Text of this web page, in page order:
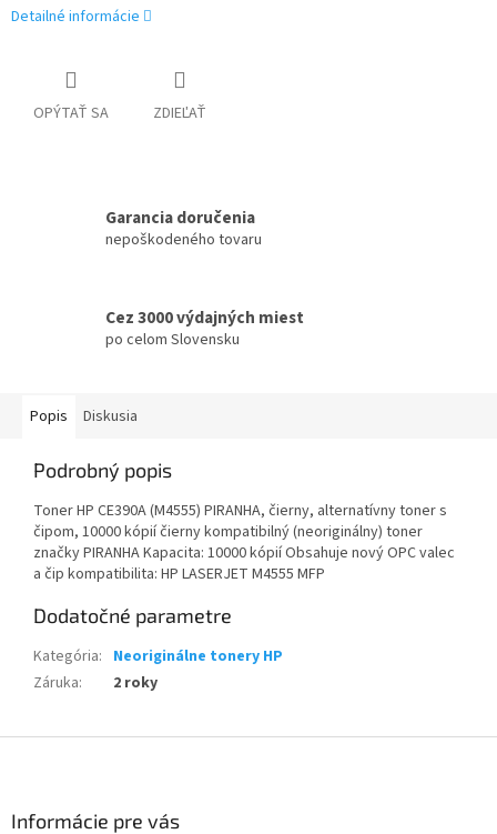
Detailné informácie
OPÝTAŤ SA ZDIEĽAŤ
Garancia doručenia
nepoškodeného tovaru
Cez 3000 výdajných miest
po celom Slovensku
Popis Diskusia
Podrobný popis
Toner HP CE390A (M4555) PIRANHA, čierny, alternatívny toner s
čipom, 10000 kópií čierny kompatibilný (neoriginálny) toner
značky PIRANHA Kapacita: 10000 kópií Obsahuje nový OPC valec
a čip kompatibilita: HP LASERJET M4555 MFP
Dodatočné parametre
Kategória: Neoriginálne tonery HP
Záruka: 2 roky
Informácie pre vás